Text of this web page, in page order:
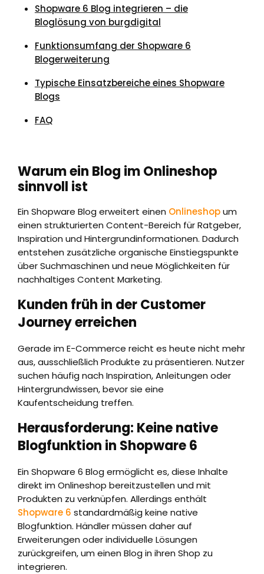
Shopware 6 Blog integrieren – die
Bloglösung von burgdigital
Funktionsumfang der Shopware 6
Blogerweiterung
Typische Einsatzbereiche eines Shopware
Blogs
FAQ
Warum ein Blog im Onlineshop
sinnvoll ist
Ein Shopware Blog erweitert einen Onlineshopum
einen strukturierten Content-Bereich für Ratgeber,
Inspiration und Hintergrundinformationen. Dadurch
entstehen zusätzliche organische Einstiegspunkte
über Suchmaschinen und neue Möglichkeiten für
nachhaltiges Content Marketing.
Kunden früh in der Customer
Journey erreichen
Gerade im E-Commerce reicht es heute nicht mehr
aus, ausschließlich Produkte zu präsentieren. Nutzer
suchen häufig nach Inspiration, Anleitungen oder
Hintergrundwissen, bevor sie eine
Kaufentscheidung treffen.
Herausforderung: Keine native
Blogfunktion in Shopware 6
Ein Shopware 6 Blog ermöglicht es, diese Inhalte
direkt im Onlineshop bereitzustellen und mit
Produkten zu verknüpfen. Allerdings enthält
Shopware 6 standardmäßig keine native
Blogfunktion. Händler müssen daher auf
Erweiterungen oder individuelle Lösungen
zurückgreifen, um einen Blog in ihren Shop zu
integrieren.